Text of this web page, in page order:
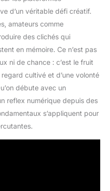
d’un véritable défi créatif.
amateurs comme
des clichés qui
en mémoire. Ce n’est pas
ni de chance : c’est le fruit
cultivé et d’une volonté
débute avec un
reflex numérique depuis des
s’appliquent pour